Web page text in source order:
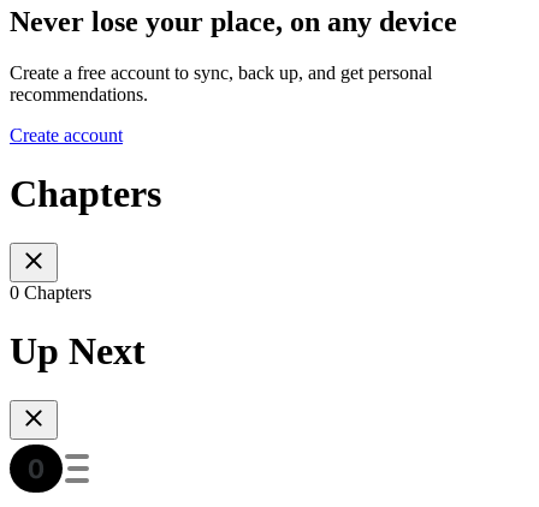
Never lose your place, on any device
Create a free account to sync, back up, and get personal
recommendations.
Create account
Chapters
0 Chapters
Up Next